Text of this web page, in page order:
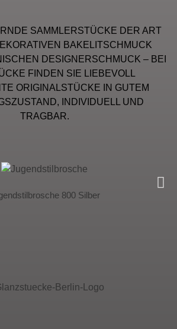
SAMMLERSTÜCKE DER ART
BAKELITSCHMUCK
DESIGNERSCHMUCK – BEI
FINDEN SIE LIEBEVOLL
ORIGINALSTÜCKE IN GUTEM
INDIVIDUELL UND
TRAGBAR.
800 Silber